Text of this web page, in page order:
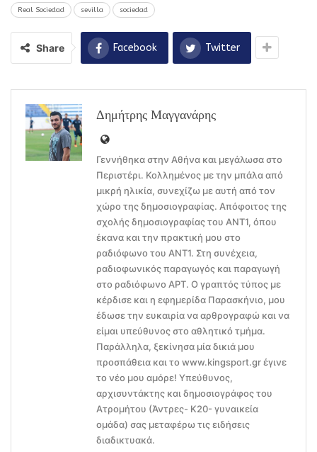
Real Sociedad sevilla sociedad
Share Facebook Twitter
Δημήτρης Μαγγανάρης
Γεννήθηκα στην Αθήνα και μεγάλωσα στο
Περιστέρι. Κολλημένος με την μπάλα από
μικρή ηλικία, συνεχίζω με αυτή από τον
χώρο της δημοσιογραφίας. Απόφοιτος της
σχολής δημοσιογραφίας του ΑΝΤ1, όπου
έκανα και την πρακτική μου στο
ραδιόφωνο του ΑΝΤ1. Στη συνέχεια,
ραδιοφωνικός παραγωγός και παραγωγή
στο ραδιόφωνο ΑΡΤ. Ο γραπτός τύπος με
κέρδισε και η εφημερίδα Παρασκήνιο, μου
έδωσε την ευκαιρία να αρθρογραφώ και να
είμαι υπεύθυνος στο αθλητικό τμήμα.
Παράλληλα, ξεκίνησα μία δικιά μου
προσπάθεια και το www.kingsport.gr έγινε
το νέο μου αμόρε! Υπεύθυνος,
αρχισυντάκτης και δημοσιογράφος του
Ατρομήτου (Άντρες- Κ20- γυναικεία
ομάδα) σας μεταφέρω τις ειδήσεις
διαδικτυακά.